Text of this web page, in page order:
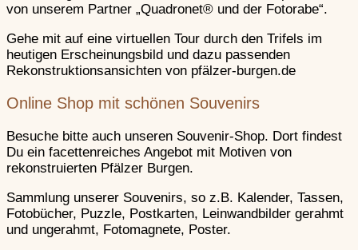
Landeck
Lichtenberg
Weinstraße
Madenburg
Weinstraße
von unserem Partner „Quadronet® und der Fotorabe“.
Gehe mit auf eine virtuellen Tour durch den Trifels im
heutigen Erscheinungsbild und dazu passenden
Rekonstruktionsansichten von pfälzer-burgen.de
Online Shop mit schönen Souvenirs
Besuche bitte auch unseren Souvenir-Shop. Dort findest
Du ein facettenreiches Angebot mit Motiven von
rekonstruierten Pfälzer Burgen.
Sammlung unserer Souvenirs, so z.B. Kalender, Tassen,
Fotobücher, Puzzle, Postkarten, Leinwandbilder gerahmt
und ungerahmt, Fotomagnete, Poster.